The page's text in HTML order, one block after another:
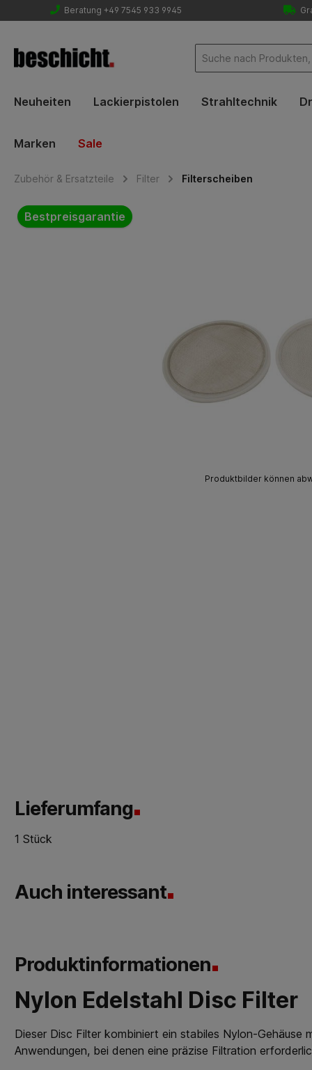
Beratung +49 7545 933 9945
Neuheiten Lackierpistolen Strahltechnik
Marken Sale
Zubehör & Ersatzteile Filter Filterscheiben
Bildergalerie überspringen
Bestpreisgarantie
Produktbilder können
Lieferumfang
1 Stück
Auch interessant
Produktinformationen
Nylon Edelstahl Disc Filter
Dieser Disc Filter kombiniert ein stabiles Nylon-Gehäuse
Anwendungen, bei denen eine präzise Filtration